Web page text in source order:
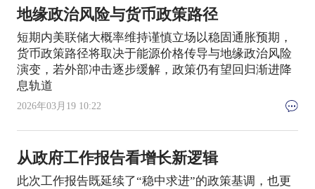
地缘政治风险与货币政策路径
短期内美联储大概率维持谨慎立场以稳固通胀预期，
货币政策路径将取决于能源价格传导与地缘政治风险
演变，若外部冲击逐步缓解，政策仍有望回归渐进降
息轨道
2026年03月19 10:22
从政府工作报告看增长新逻辑
此次工作报告既延续了“稳中求进”的政策基调，也更